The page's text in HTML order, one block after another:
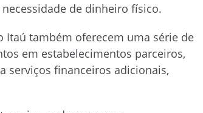
de dinheiro físico.
Itaú também oferecem uma série de
em estabelecimentos parceiros,
serviços financeiros adicionais,